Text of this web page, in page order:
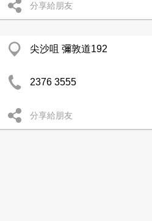
分享給朋友
尖沙咀 彌敦道192
2376 3555
分享給朋友